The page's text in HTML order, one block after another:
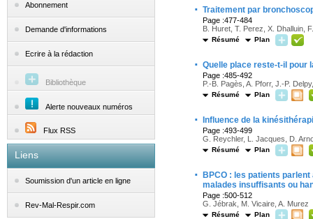
Abonnement
Demande d'informations
Ecrire à la rédaction
Bibliothèque
Alerte nouveaux numéros
Flux RSS
Liens
Soumission d'un article en ligne
Rev-Mal-Respir.com
· Traitement par
Page :477-484
B. Huret, T. Perez, X. Dhalluin,
Résumé Plan
· Quelle place reste-t-il pour
Page :485-492
P.-B. Pagès, A. Pforr, J.-P.
Résumé Plan
· Influence de la
Page :493-499
G. Reychler, L. Jacques, D.
Résumé Plan
·
BPCO : les patients
malades insuffisants ou
Page :500-512
G. Jébrak, M. Vicaire, A. Murez
Résumé Plan